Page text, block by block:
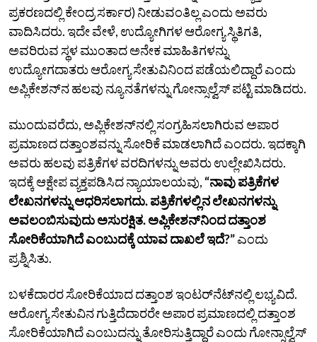
ಪ್ರಕರಣದಲ್ಲಿ ಕೇಂದ್ರ ಸರ್ಕಾರ) ನೀಡುವಂತಿಲ್ಲ ಎಂದು ಅವರು
ವಾದಿಸಿದರು. ಇದೇ ವೇಳೆ, ಉದ್ಯೋಗಿಗಳ ಆರೋಗ್ಯ ಸ್ಥಿತಿಗತಿ,
ಅವರಿರುವ ಸ್ಥಳ ಮುಂತಾದ ಅನೇಕ ಮಾಹಿತಿಗಳನ್ನು
ಉದ್ಯೋಗದಾತರು ಆರೋಗ್ಯ ಸೇತುವಿನಿಂದ ಪಡೆಯಲಿದ್ದಾರೆ ಎಂದು
ಅಪ್ಲಿಕೇಶನ್‌ನ ಹಲವು ನ್ಯೂನತೆಗಳನ್ನು ಗೋನ್ಸಾಲ್ವೆಸ್ ಪಟ್ಟಿ ಮಾಡಿದರು.
ಮುಂದುವರೆದು, ಅಪ್ಲಿಕೇಶನ್‌ನಲ್ಲಿ ಸಂಗ್ರಹಿಸಲಾಗಿರುವ ಅಪಾರ
ಪ್ರಮಾಣದ ದತ್ತಾಂಶವನ್ನು ಸೋರಿಕೆ ಮಾಡಲಾಗಿದೆ ಎಂದರು. ಇದಕ್ಕಾಗಿ‌
ಅವರು ಹಲವು ಪತ್ರಿಕೆಗಳ ವರದಿಗಳನ್ನು ಅವರು ಉಲ್ಲೇಖಿಸಿದರು.
ಇದಕ್ಕೆ ಆಕ್ಷೇಪ ವ್ಯಕ್ತಪಡಿಸಿದ ನ್ಯಾಯಾಲಯವು, “ನಾವು ಪತ್ರಿಕೆಗಳ
ಲೇಖನಗಳನ್ನು ಆಧರಿಸಲಾಗದು. ಪತ್ರಿಕೆಗಳಲ್ಲಿನ ಲೇಖನಗಳನ್ನು
ಅವಲಂಬಿಸುವುದು ಅಸುರಕ್ಷಿತ. ಅಪ್ಲಿಕೇಶನ್‌ನಿಂದ ದತ್ತಾಂಶ
ಸೋರಿಕೆಯಾಗಿದೆ ಎಂಬುದಕ್ಕೆ ಯಾವ ದಾಖಲೆ ಇದೆ?”ಎಂದು
ಪ್ರಶ್ನಿಸಿತು.
ಬಳಕೆದಾರರ ಸೋರಿಕೆಯಾದ ದತ್ತಾಂಶ ಇಂಟರ್‌ನೆಟ್‌ನಲ್ಲಿ ಲಭ್ಯವಿದೆ.
ಆರೋಗ್ಯ ಸೇತುವಿನ ಗುತ್ತಿದೆದಾರರೇ ಅಪಾರ ಪ್ರಮಾಣದಲ್ಲಿ ದತ್ತಾಂಶ
ಸೋರಿಕೆಯಾಗಿದೆ ಎಂಬುದನ್ನು ತೋರಿಸುತ್ತಿದ್ದಾರೆ ಎಂದು ಗೋನ್ಸಾಲ್ವೆಸ್‌